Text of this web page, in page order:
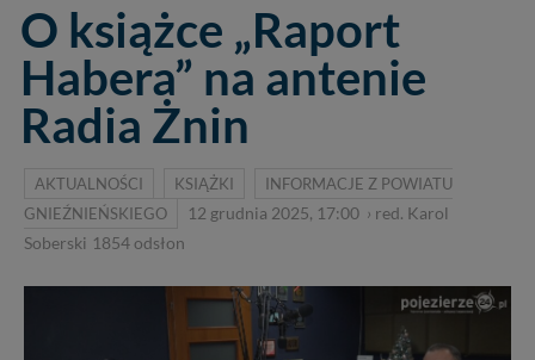
O książce „Raport
Habera” na antenie
Radia Żnin
AKTUALNOŚCI KSIĄŻKI
INFORMACJE Z POWIATU
GNIEŹNIEŃSKIEGO
12 grudnia 2025, 17:00 › red. Karol
Soberski 1854 odsłon